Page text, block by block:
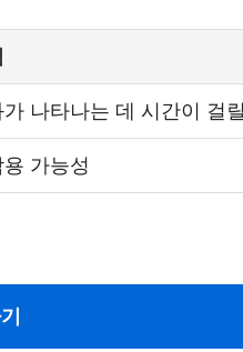
가 나타나는 데 시간이 걸
가능성